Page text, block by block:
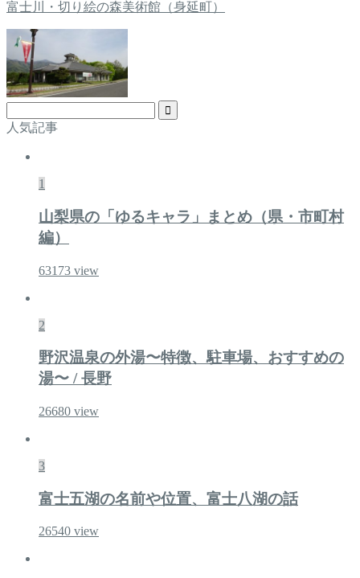
富士川・切り絵の森美術館（身延町）
人気記事
1
山梨県の「ゆるキャラ」まとめ（県・市町村
編）
63173 view
2
野沢温泉の外湯〜特徴、駐車場、おすすめの
湯〜 / 長野
26680 view
3
富士五湖の名前や位置、富士八湖の話
26540 view